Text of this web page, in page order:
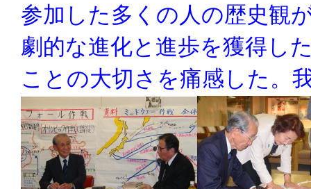
参加した多くの人の歴史観
劇的な進化と進歩を獲得し
ことの大切さを痛感した。